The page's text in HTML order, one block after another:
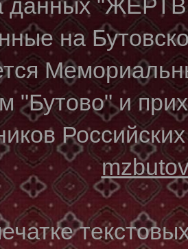
данных
на
"Бутово" и